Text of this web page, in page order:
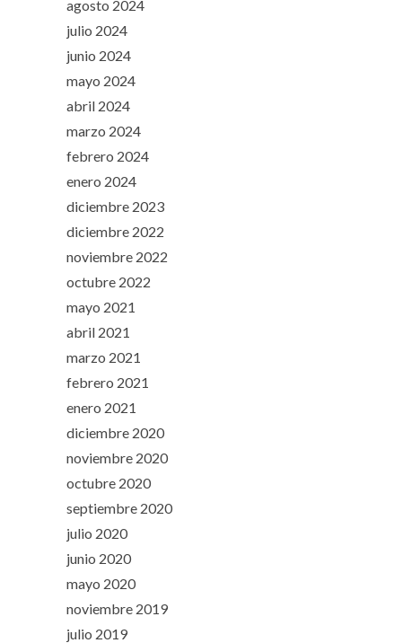
agosto 2024
julio 2024
junio 2024
mayo 2024
abril 2024
marzo 2024
febrero 2024
enero 2024
diciembre 2023
diciembre 2022
noviembre 2022
octubre 2022
mayo 2021
abril 2021
marzo 2021
febrero 2021
enero 2021
diciembre 2020
noviembre 2020
octubre 2020
septiembre 2020
julio 2020
junio 2020
mayo 2020
noviembre 2019
julio 2019